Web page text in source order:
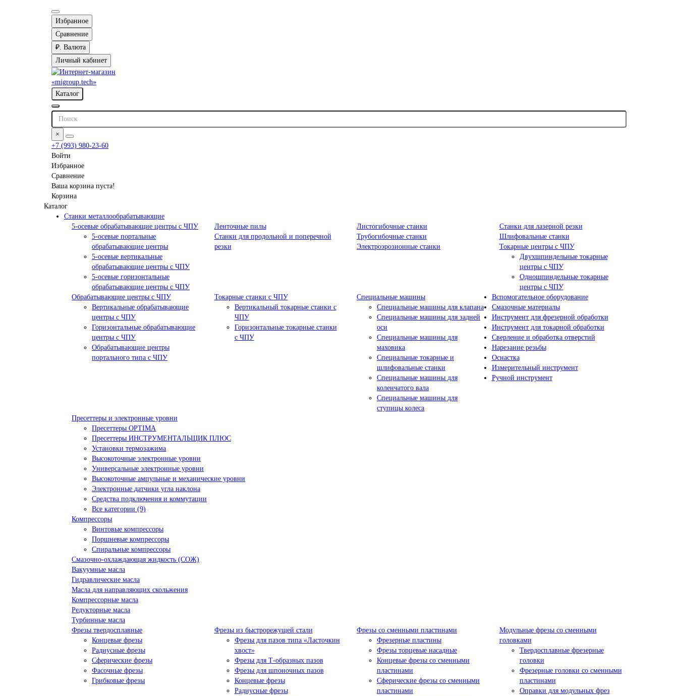
Избранное
Сравнение
₽. Валюта
Личный кабинет
Каталог
×
+7 (993) 980-23-60
Войти
Избранное
Сравнение
Ваша корзина пуста!
Корзина
Каталог
Станки металлообрабатывающие
5-осевые обрабатывающие центры с ЧПУ
5-осевые портальные
обрабатывающие центры
5-осевые вертикальные
обрабатывающие центры с ЧПУ
5-осевые горизонтальные
обрабатывающие центры с ЧПУ
Ленточные пилы Листогибочные станки
Станки для лазерной резки
Станки для продольной и поперечной
резки
Трубогибочные станки
Шлифовальные станки
Электроэрозионные станки
Токарные центры с ЧПУ
Двухшпиндельные токарные
центры с ЧПУ
Одношпиндельные токарные
центры с ЧПУ
Обрабатывающие центры с ЧПУ
Вертикальные обрабатывающие
центры с ЧПУ
Горизонтальные обрабатывающие
центры с ЧПУ
Обрабатывающие центры
портального типа с ЧПУ
Токарные станки с ЧПУ
Вертикальный токарные станки с
ЧПУ
Горизонтальные токарные станки
с ЧПУ
Специальные машины
Специальные машины для клапана
Специальные машины для задней
оси
Специальные машины для
маховика
Специальные токарные и
шлифовальные станки
Специальные машины для
коленчатого вала
Специальные машины для
ступицы колеса
Вспомогательное оборудование
Пресеттеры и электронные уровни
Пресеттеры OPTIMA
Пресеттеры ИНСТРУМЕНТАЛЬЩИК ПЛЮС
Установки термозажима
Высокоточные электронные уровни
Универсальные электронные уровни
Высокоточные ампульные и механические уровни
Электронные датчики угла наклона
Средства подключения и коммутации
Все категории (9)
Компрессоры
Винтовые компрессоры
Поршневые компрессоры
Спиральные компрессоры
Смазочные материалы
Смазочно-охлаждающая жидкость (СОЖ)
Вакуумные масла
Гидравлические масла
Масла для направляющих скольжения
Компрессорные масла
Редукторные масла
Турбинные масла
Инструмент для фрезерной обработки
Фрезы твердосплавные
Концевые фрезы
Радиусные фрезы
Сферические фрезы
Фасочные фрезы
Грибковые фрезы
Фрезы из быстрорежущей стали
Фрезы для пазов типа «Ласточкин
хвост»
Фрезы для Т-образных пазов
Фрезы для шпоночных пазов
Концевые фрезы
Радиусные фрезы
Фрезы со сменными пластинами
Фрезерные пластины
Фрезы торцевые насадные
Концевые фрезы со сменными
пластинами
Сферические фрезы со сменными
пластинами
Модульные фрезы со сменными
головками
Твердосплавные фрезерные
головки
Фрезерные головки со сменными
пластинами
Оправки для модульных фрез
Инструмент для токарной обработки
Сверление и обработка отверстий
Нарезание резьбы
Оснастка
Измерительный инструмент
Ручной инструмент